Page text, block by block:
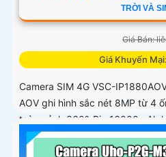
TRỜI VÀ
Giá Bán:
Giá Khuyến
Camera SIM 4G VSC-
AOV ghi hình sắc nét 8MP từ 4
toàn cảnh 360°. Pin 16000mAh
lượng mặt trời 15W giúp duy trì